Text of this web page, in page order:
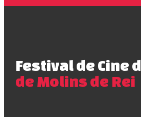
Festival de Cine
de Molins de Rei